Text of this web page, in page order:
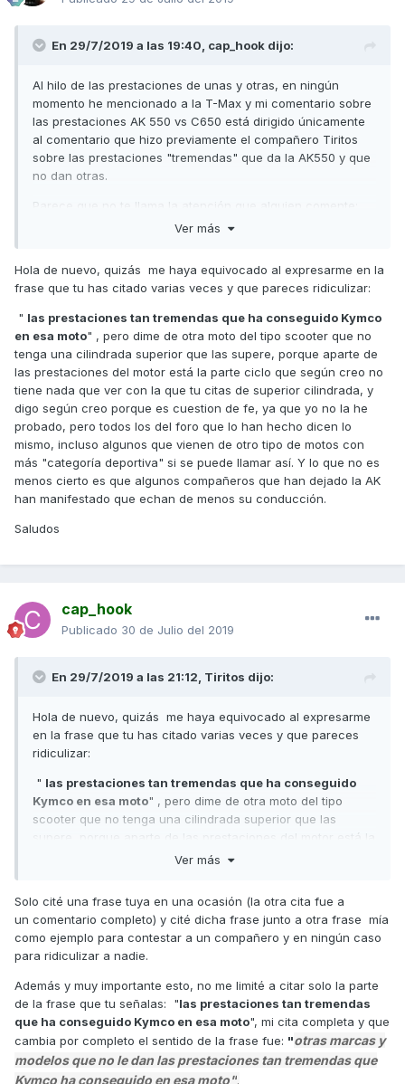
En 29/7/2019 a las 19:40, cap_hook dijo:
Al hilo de las prestaciones de unas y otras, en ningún
momento he mencionado a la T-Max y mi comentario sobre
las prestaciones AK 550 vs C650 está dirigido únicamente
al comentario que hizo previamente el compañero Tiritos
sobre las prestaciones "tremendas" que da la AK550 y que
no dan otras.
Parece que no te llama la atención que alguien comente:
te toca la fibra que alguien conteste a dicho
que como bien sabes le da unas prestaciones bastante
mas "tremendas" que su anterior AK", así que como el
algo tangible, creo que no te va a quedar mas remedio
que acostumbrarte a "oir" que la C650 anda claramente
mas que la AK 550. Otra cosa es que digas que cuando
probaste la C650 no sacaste la impresión de que
anduviese mas que la AK 550, algo que puede ser
completamente normal, ya que ambas andan un montón
y si no les exiges "de verdad" la sensación puede ser
que ambas están parejas en este sentido, pero ya te
digo, si se hace una comparativa en condiciones sobre
las prestaciones de una y otra, el resultado no dejaría
lugar a duda: la C650 anda claramente mas que la AK
prefieras a la C650, cada cual tenemos nuestro criterio y
como lo que nos estamos gastando es nuestro dinero,
se que tiene que ver eso con mi comentario que has
Ver más
Hola de nuevo, quizás me haya equivocado al expresarme en la
frase que tu has citado varias veces y que pareces ridiculizar:
" las prestaciones tan tremendas que ha conseguido Kymco
en esa moto" , pero dime de otra moto del tipo scooter que no
tenga una cilindrada superior que las supere, porque aparte de
las prestaciones del motor está la parte ciclo que según creo no
tiene nada que ver con la que tu citas de superior cilindrada, y
digo según creo porque es cuestion de fe, ya que yo no la he
probado, pero todos los del foro que lo han hecho dicen lo
mismo, incluso algunos que vienen de otro tipo de motos con
más "categoría deportiva" si se puede llamar así. Y lo que no es
menos cierto es que algunos compañeros que han dejado la AK
han manifestado que echan de menos su conducción.
Saludos
cap_hook
Publicado 30 de Julio del 2019
En 29/7/2019 a las 21:12, Tiritos dijo:
Hola de nuevo, quizás me haya equivocado al expresarme
en la frase que tu has citado varias veces y que pareces
ridiculizar:
" las prestaciones tan tremendas que ha conseguido
Kymco en esa moto" , pero dime de otra moto del tipo
scooter que no tenga una cilindrada superior que las
supere, porque aparte de las prestaciones del motor está la
parte ciclo que según creo no tiene nada que ver con la
todos los del foro que lo han hecho dicen lo mismo, incluso
algunos que vienen de otro tipo de motos con más
"categoría deportiva" si se puede llamar así. Y lo que no es
menos cierto es que algunos compañeros que han dejado
la AK han manifestado que echan de menos su
conducción.
Saludos
Ver más
Solo cité una frase tuya en una ocasión (la otra cita fue a
un comentario completo) y cité dicha frase junto a otra frase mía
como ejemplo para contestar a un compañero y en ningún caso
para ridiculizar a nadie.
Además y muy importante esto, no me limité a citar solo la parte
de la frase que tu señalas: "las prestaciones tan tremendas
que ha conseguido Kymco en esa moto", mi cita completa y que
cambia por completo el sentido de la frase fue: "otras marcas y
modelos que no le dan las prestaciones tan tremendas que
Kymco ha conseguido en esa moto".